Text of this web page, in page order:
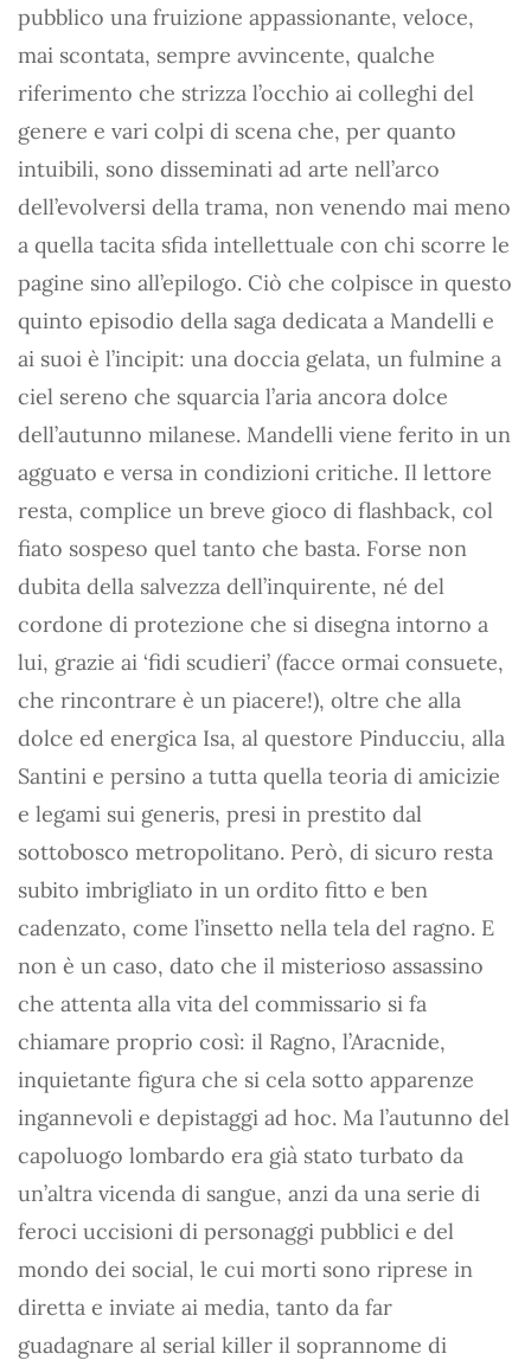
pubblico una fruizione appassionante, veloce,
mai scontata, sempre avvincente, qualche
riferimento che strizza l’occhio ai colleghi del
genere e vari colpi di scena che, per quanto
intuibili, sono disseminati ad arte nell’arco
dell’evolversi della trama, non venendo mai meno
a quella tacita sfida intellettuale con chi scorre le
pagine sino all’epilogo. Ciò che colpisce in questo
quinto episodio della saga dedicata a Mandelli e
ai suoi è l’incipit: una doccia gelata, un fulmine a
ciel sereno che squarcia l’aria ancora dolce
dell’autunno milanese. Mandelli viene ferito in un
agguato e versa in condizioni critiche. Il lettore
resta, complice un breve gioco di flashback, col
fiato sospeso quel tanto che basta. Forse non
dubita della salvezza dell’inquirente, né del
cordone di protezione che si disegna intorno a
lui, grazie ai ‘fidi scudieri’ (facce ormai consuete,
che rincontrare è un piacere!), oltre che alla
dolce ed energica Isa, al questore Pinducciu, alla
Santini e persino a tutta quella teoria di amicizie
e legami sui generis, presi in prestito dal
sottobosco metropolitano. Però, di sicuro resta
subito imbrigliato in un ordito fitto e ben
cadenzato, come l’insetto nella tela del ragno. E
non è un caso, dato che il misterioso assassino
che attenta alla vita del commissario si fa
chiamare proprio così: il Ragno, l’Aracnide,
inquietante figura che si cela sotto apparenze
ingannevoli e depistaggi ad hoc. Ma l’autunno del
capoluogo lombardo era già stato turbato da
un’altra vicenda di sangue, anzi da una serie di
feroci uccisioni di personaggi pubblici e del
mondo dei social, le cui morti sono riprese in
diretta e inviate ai media, tanto da far
guadagnare al serial killer il soprannome di